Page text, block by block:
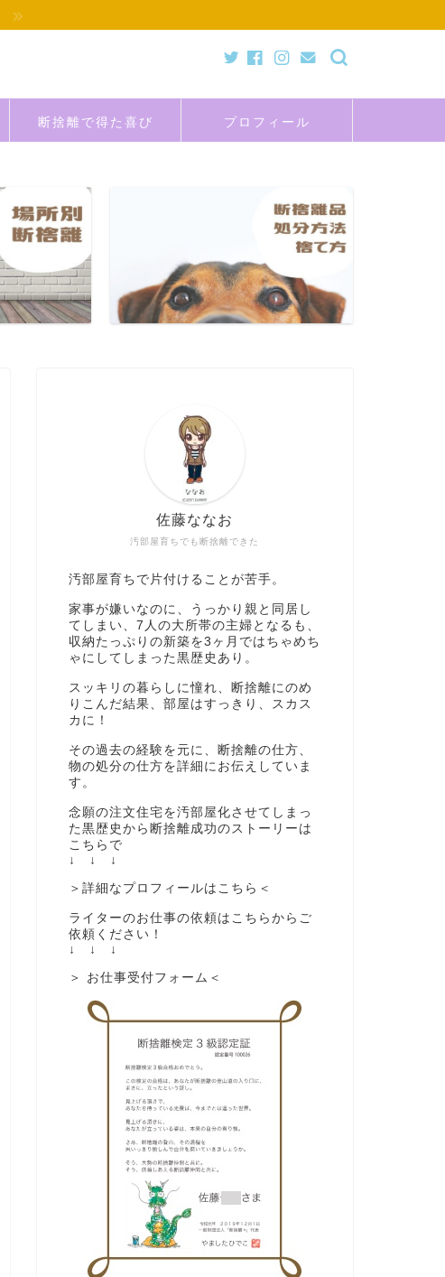
断捨離で得た喜び プロフィール
汚部屋育ちでも断捨離できた
佐藤ななお
汚部屋育ちで片付けることが苦手。
家事が嫌いなのに、うっかり親と同居し
てしまい、7人の大所帯の主婦となるも、
収納たっぷりの新築を3ヶ月ではちゃめち
ゃにしてしまった黒歴史あり。
スッキリの暮らしに憧れ、断捨離にのめ
りこんだ結果、部屋はすっきり、スカス
カに！
その過去の経験を元に、断捨離の仕方、
物の処分の仕方を詳細にお伝えしていま
す。
念願の注文住宅を汚部屋化させてしまっ
た黒歴史から断捨離成功のストーリーは
こちらで
↓ ↓ ↓
＞詳細なプロフィールはこちら＜
ライターのお仕事の依頼はこちらからご
依頼ください！
↓ ↓ ↓
＞ お仕事受付フォーム＜